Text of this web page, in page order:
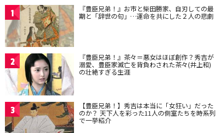
1 『豊臣兄弟！』お市と柴田勝家、自刃しての最
期と「辞世の句」…運命を共にした２人の悲劇
2 『豊臣兄弟！』茶々＝悪女はほぼ創作？秀吉が
溺愛、豊臣家滅亡を背負わされた茶々(井上和)
の壮絶すぎる生涯
3 【豊臣兄弟！】秀吉は本当に「女狂い」だった
のか？ 天下人を彩った11人の側室たちを時系列
で一挙紹介